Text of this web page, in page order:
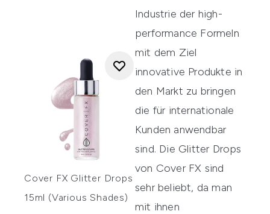
Cover FX Glitter Drops
15ml (Various Shades)
Industrie der high-
performance Formeln
mit dem Ziel
innovative Produkte in
den Markt zu bringen
die für internationale
Kunden anwendbar
sind. Die Glitter Drops
von Cover FX sind
sehr beliebt, da man
mit ihnen